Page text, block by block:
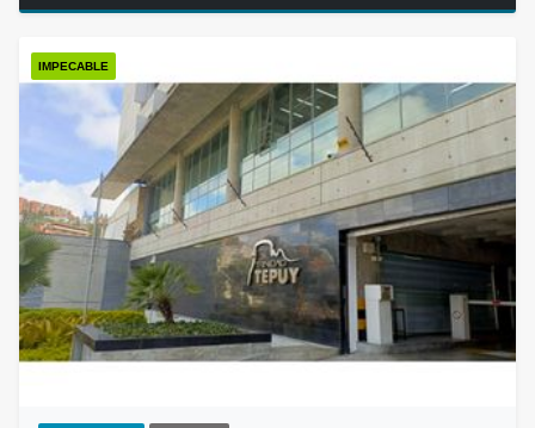
IMPECABLE